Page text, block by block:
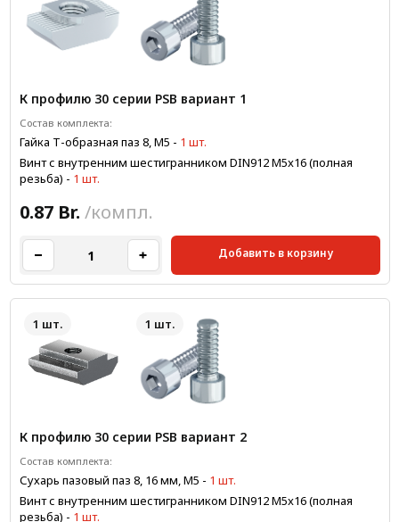
К профилю 30 серии PSB вариант 1
Состав комплекта:
Гайка Т-образная паз 8, М5 - 1 шт.
Винт с внутренним шестигранником DIN912 M5x16 (полная
резьба) - 1 шт.
0.87 Br. /компл.
Добавить в корзину
1 шт. 1 шт.
К профилю 30 серии PSB вариант 2
Состав комплекта:
Сухарь пазовый паз 8, 16 мм, М5 - 1 шт.
Винт с внутренним шестигранником DIN912 M5x16 (полная
резьба) - 1 шт.